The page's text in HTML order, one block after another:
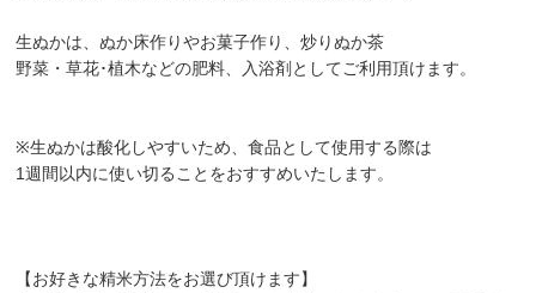
生ぬかは、ぬか床作りやお菓子作り、炒りぬか茶
野菜・草花･植木などの肥料、入浴剤としてご利用頂けます。
※生ぬかは酸化しやすいため、食品として使用する際は
1週間以内に使い切ることをおすすめいたします。
【お好きな精米方法をお選び頂けます】